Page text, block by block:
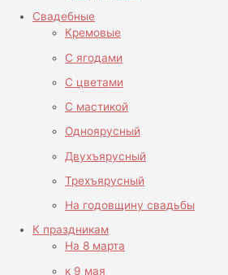
Свадебные
Кремовые
С ягодами
С цветами
С мастикой
Одноярусный
Двухъярусный
Трехъярусный
На годовщину свадьбы
К праздникам
На 8 марта
к 9 мая